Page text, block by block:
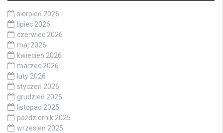
sierpień 2026
lipiec 2026
czerwiec 2026
maj 2026
kwiecień 2026
marzec 2026
luty 2026
styczeń 2026
grudzień 2025
listopad 2025
październik 2025
wrzesień 2025